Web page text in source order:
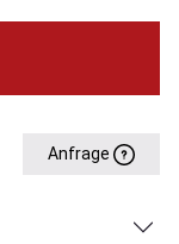
Anfrage